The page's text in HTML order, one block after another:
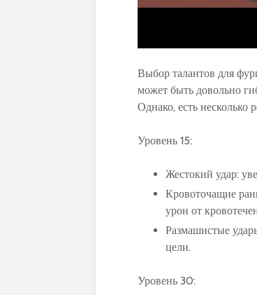
Выбор талантов для
может быть довольно
Однако, есть
Уровень 15:
Жестокий удар:
Кровоточащие
урон от
Размашистые
цели.
Уровень 30: